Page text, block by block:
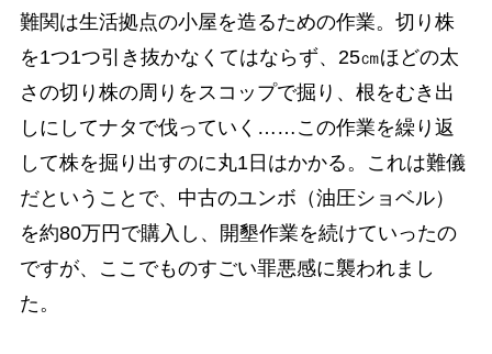
難関は生活拠点の小屋を造るための作業。切り株
を1つ1つ引き抜かなくてはならず、25㎝ほどの太
さの切り株の周りをスコップで掘り、根をむき出
しにしてナタで伐っていく……この作業を繰り返
して株を掘り出すのに丸1日はかかる。これは難儀
だということで、中古のユンボ（油圧ショベル）
を約80万円で購入し、開墾作業を続けていったの
ですが、ここでものすごい罪悪感に襲われまし
た。